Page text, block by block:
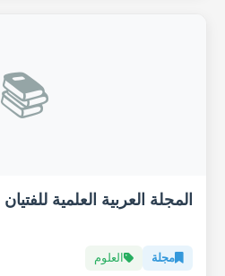
📚
المجلة العربية العلمية للفتيان
مجلة العلوم